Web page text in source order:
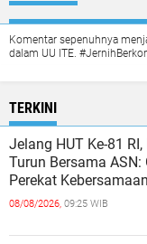
Komentar sepenuhnya
dalam UU ITE.
TERKINI
Jelang HUT Ke-81
Turun Bersama
Perekat Kebersamaan
08/08/2026, 09:25 WIB